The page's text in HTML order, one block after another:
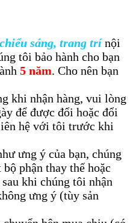
sáng, trang trí nội
tôi bảo hành cho bạn
5 năm. Cho nên bạn
khi nhận hàng, vui lòng
để được đổi hoặc đổi
hệ với tôi trước khi
ưng ý của bạn, chúng
phận thay thế hoặc
khi chúng tôi nhận
ưng ý (tùy sản